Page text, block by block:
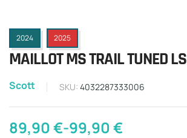
2024 2025
MAILLOT MS TRAIL TUNED LS
Scott SKU: 4032287333006
89,90€-99,90€